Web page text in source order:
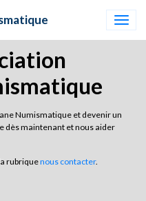
Numismatique et devenir un
dès maintenant et nous aider
rubriquenous contacter.